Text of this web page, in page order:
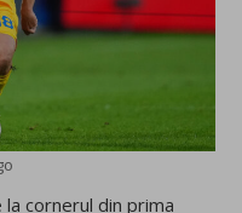
cornerul din prima